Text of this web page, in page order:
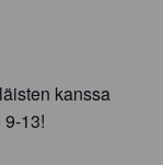
kanssa
13!